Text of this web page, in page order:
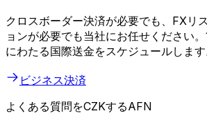
クロスボーダー決済が必要でも、FXリ
ョンが必要でも当社にお任せください
にわたる国際送金をスケジュールします
ビジネス決済
よくある質問をCZKするAFN